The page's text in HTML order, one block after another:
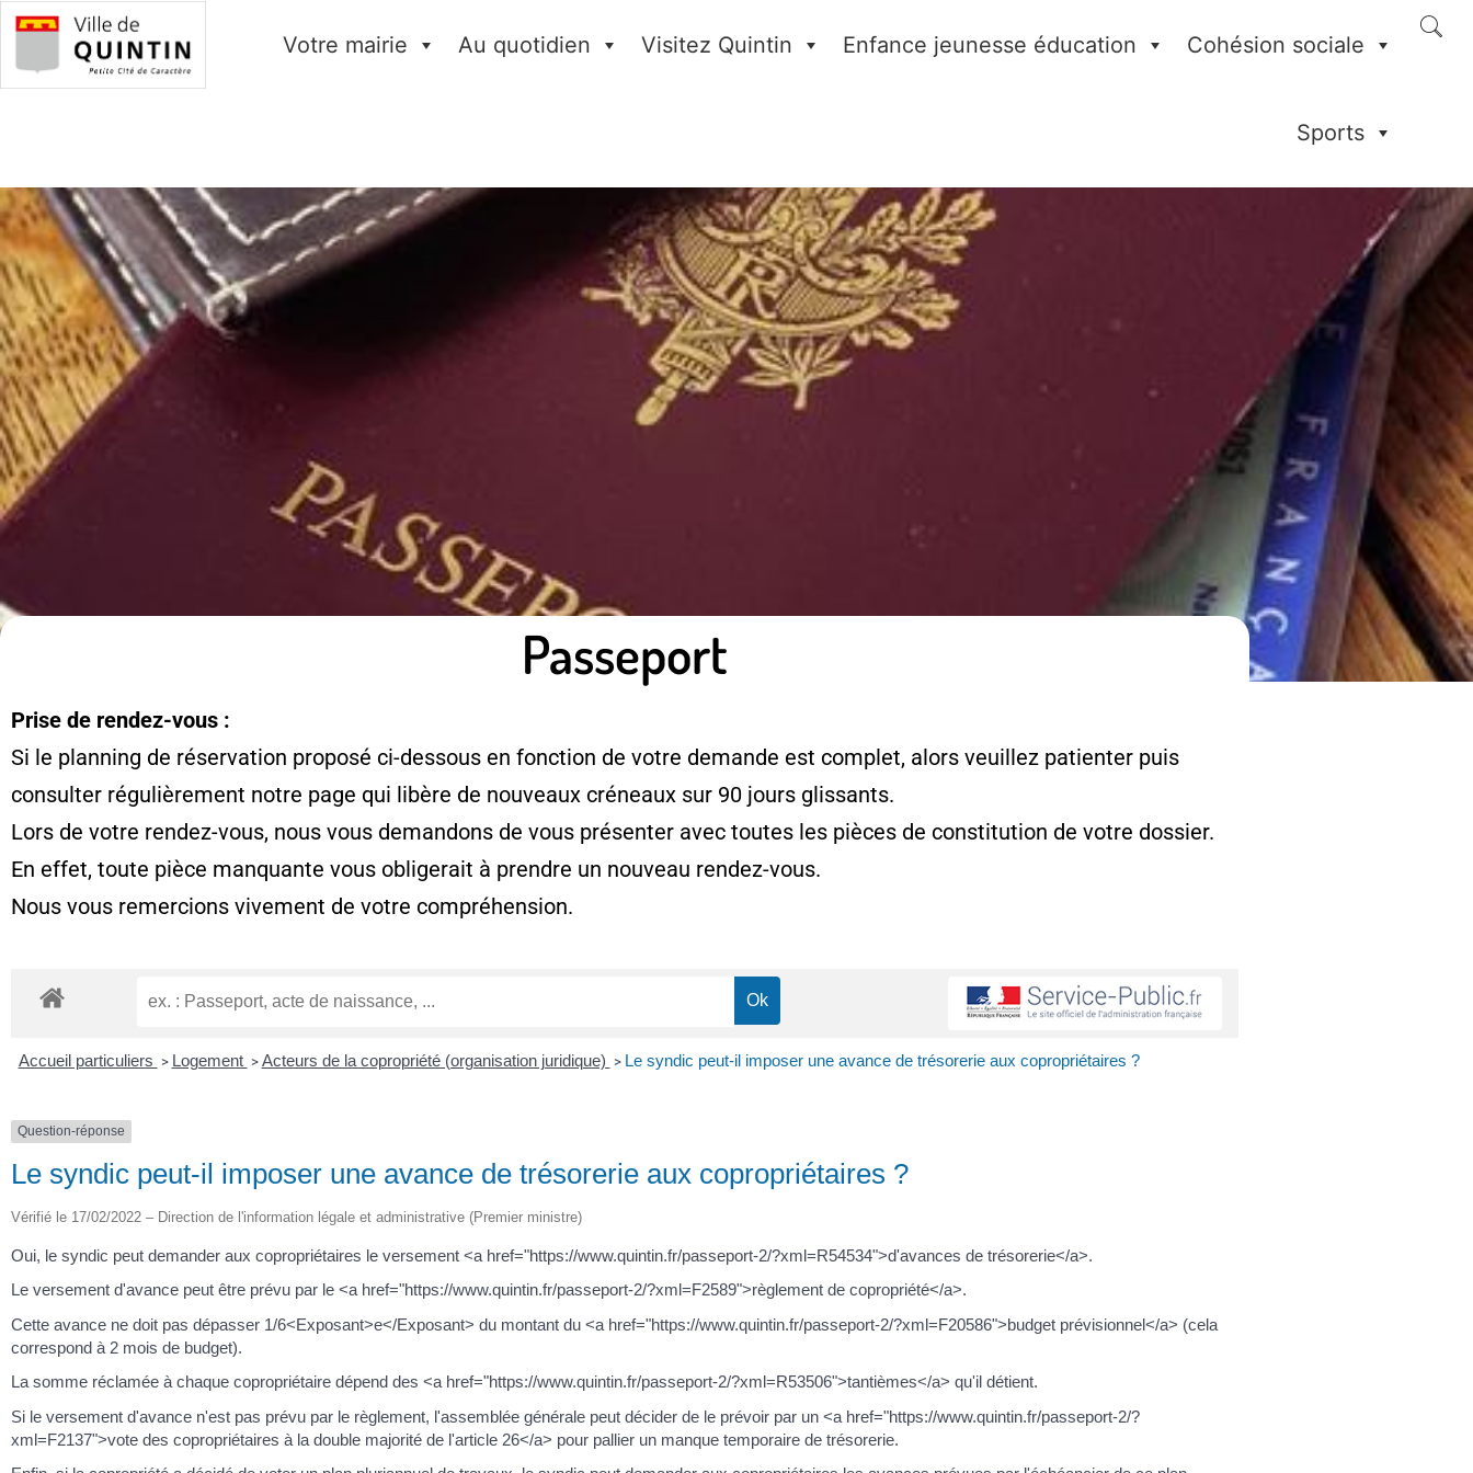
Votre mairie Au quotidien Visitez Quintin Enfance jeunesse éducation Cohésion sociale
Sports
Passeport
Prise de rendez-vous :
Si le planning de réservation proposé ci-dessous en fonction de votre demande est complet, alors veuillez patienter puis
consulter régulièrement notre page qui libère de nouveaux créneaux sur 90 jours glissants.
Lors de votre rendez-vous, nous vous demandons de vous présenter avec toutes les pièces de constitution de votre dossier.
En effet, toute pièce manquante vous obligerait à prendre un nouveau rendez-vous.
Nous vous remercions vivement de votre compréhension.
Accueil particuliers > Logement > Acteurs de la copropriété (organisation juridique) > Le syndic peut-il imposer une avance de trésorerie aux copropriétaires ?
Question-réponse
Le syndic peut-il imposer une avance de trésorerie aux copropriétaires ?
Vérifié le 17/02/2022 – Direction de l'information légale et administrative (Premier ministre)
Oui, le syndic peut demander aux copropriétaires le versement <a href="https://www.quintin.fr/passeport-2/?xml=R54534">d'avances de trésorerie</a>.
Le versement d'avance peut être prévu par le <a href="https://www.quintin.fr/passeport-2/?xml=F2589">règlement de copropriété</a>.
Cette avance ne doit pas dépasser 1/6<Exposant>e</Exposant> du montant du <a href="https://www.quintin.fr/passeport-2/?xml=F20586">budget prévisionnel</a> (cela
correspond à 2 mois de budget).
La somme réclamée à chaque copropriétaire dépend des <a href="https://www.quintin.fr/passeport-2/?xml=R53506">tantièmes</a> qu'il détient.
Si le versement d'avance n'est pas prévu par le règlement, l'assemblée générale peut décider de le prévoir par un <a href="https://www.quintin.fr/passeport-2/?
xml=F2137">vote des copropriétaires à la double majorité de l'article 26</a> pour pallier un manque temporaire de trésorerie.